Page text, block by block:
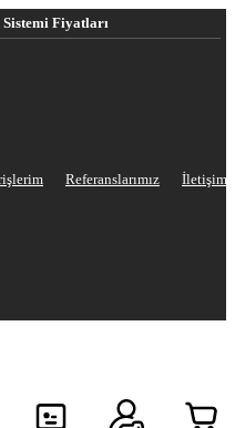
Fiyatları
Referanslarımız İletişim